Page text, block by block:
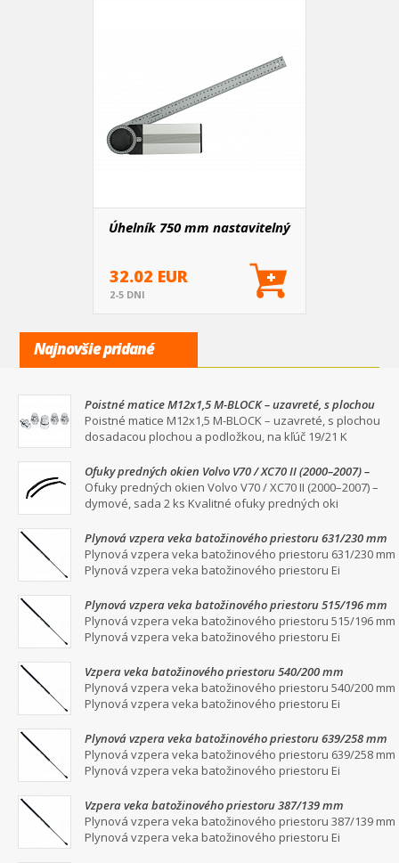
Úhelník 750 mm nastavitelný
32.02 EUR
2-5 DNI
Najnovšie pridané
Poistné matice M12x1,5 M-BLOCK – uzavreté, s plochou
dosadacou plochou a podložkou, na kľúč 19/21
Poistné matice M12x1,5 M-BLOCK – uzavreté, s plochou
dosadacou plochou a podložkou, na kľúč 19/21 K
Ofuky predných okien Volvo V70 / XC70 II (2000–2007) –
dymové, sada 2 ks
Ofuky predných okien Volvo V70 / XC70 II (2000–2007) –
dymové, sada 2 ks Kvalitné ofuky predných oki
Plynová vzpera veka batožinového priestoru 631/230 mm
Plynová vzpera veka batožinového priestoru 631/230 mm
Plynová vzpera veka batožinového priestoru Ei
Plynová vzpera veka batožinového priestoru 515/196 mm
Plynová vzpera veka batožinového priestoru 515/196 mm
Plynová vzpera veka batožinového priestoru Ei
Vzpera veka batožinového priestoru 540/200 mm
Plynová vzpera veka batožinového priestoru 540/200 mm
Plynová vzpera veka batožinového priestoru Ei
Plynová vzpera veka batožinového priestoru 639/258 mm
Plynová vzpera veka batožinového priestoru 639/258 mm
Plynová vzpera veka batožinového priestoru Ei
Vzpera veka batožinového priestoru 387/139 mm
Plynová vzpera veka batožinového priestoru 387/139 mm
Plynová vzpera veka batožinového priestoru Ei